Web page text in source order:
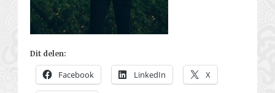
Dit delen:
Facebook LinkedIn X